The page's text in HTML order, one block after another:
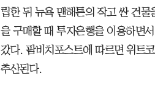
립한 뒤 뉴욕 맨해튼의 작고 싼 건
을 구매할 때 투자은행을 이용하면
갔다. 팜비치포스트에 따르면 위트
추산된다.